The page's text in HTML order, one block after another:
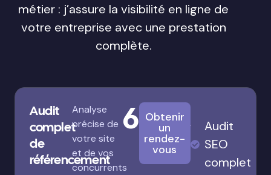
métier : j’assure la visibilité en ligne de
votre entreprise avec une prestation
complète.
Audit
complet
de
référencement
Analyse
précise de
votre site
et de vos
concurrents
680€
Obtenir
un
rendez-
vous
Audit
SEO
complet